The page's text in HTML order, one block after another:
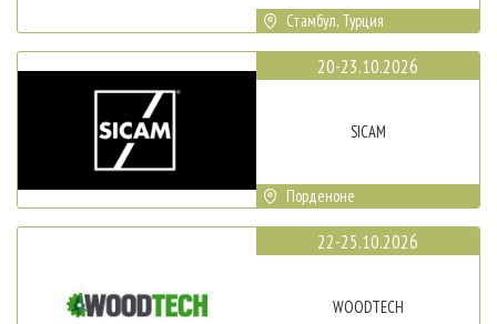
Стамбул, Турция
20-23.10.2026
SICAM
Порденоне
22-25.10.2026
WOODTECH